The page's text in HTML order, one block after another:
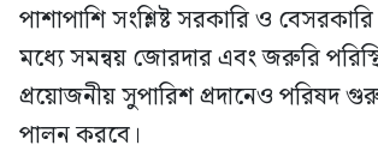
পাশাপাশি সংশ্লিষ্ট সরকারি ও বেসরকারি
মধ্যে সমন্বয় জোরদার এবং জরুরি
প্রয়োজনীয় সুপারিশ প্রদানেও পরিষদ
পালন করবে।